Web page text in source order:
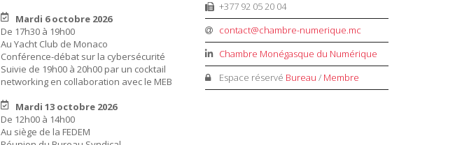
Mardi 6 octobre 2026
De 17h30 à 19h00
Au Yacht Club de Monaco
Conférence-débat sur la cybersécurité
Suivie de 19h00 à 20h00 par un cocktail
networking en collaboration avec le MEB
Mardi 13 octobre 2026
De 12h00 à 14h00
Au siège de la FEDEM
+377 92 05 20 04
contact@chambre-numerique.mc
Chambre Monégasque du Numérique
Espace réservé Bureau / Membre